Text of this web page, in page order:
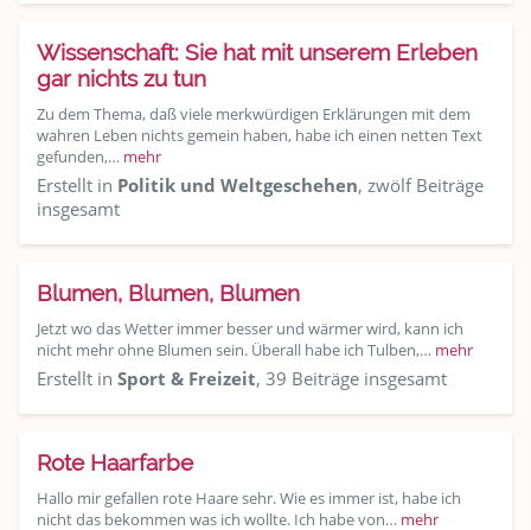
Wissenschaft: Sie hat mit unserem Erleben
gar nichts zu tun
Zu dem Thema, daß viele merkwürdigen Erklärungen mit dem
wahren Leben nichts gemein haben, habe ich einen netten Text
gefunden,… mehr
Erstellt in Politik und Weltgeschehen, zwölf Beiträge
insgesamt
Blumen, Blumen, Blumen
Jetzt wo das Wetter immer besser und wärmer wird, kann ich
nicht mehr ohne Blumen sein. Überall habe ich Tulben,… mehr
Erstellt in Sport & Freizeit, 39 Beiträge insgesamt
Rote Haarfarbe
Hallo mir gefallen rote Haare sehr. Wie es immer ist, habe ich
nicht das bekommen was ich wollte. Ich habe von… mehr